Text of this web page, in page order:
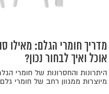
מדריך חומרי הגלם: מאילו
אוכל ואיך לבחור נכון?
היתרונות והחסרונות של חומרי
מיוצרות ממגוון רחב של חומרי